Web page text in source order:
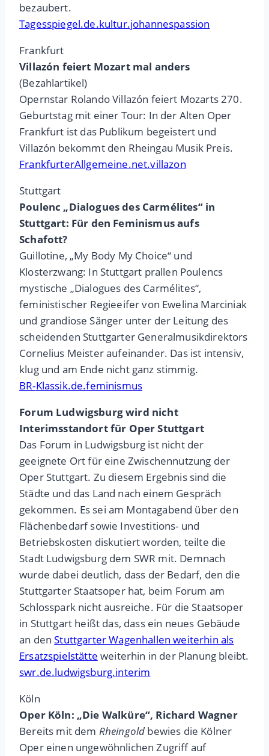
bezaubert.
Tagesspiegel.de.kultur.johannespassion
Frankfurt
Villazón feiert Mozart mal anders
(Bezahlartikel)
Opernstar Rolando Villazón feiert Mozarts 270.
Geburtstag mit einer Tour: In der Alten Oper
Frankfurt ist das Publikum begeistert und
Villazón bekommt den Rheingau Musik Preis.
FrankfurterAllgemeine.net.villazon
Stuttgart
Poulenc „Dialogues des Carmélites“ in
Stuttgart: Für den Feminismus aufs
Schafott?
Guillotine, „My Body My Choice“ und
Klosterzwang: In Stuttgart prallen Poulencs
mystische „Dialogues des Carmélites“,
feministischer Regieeifer von Ewelina Marciniak
und grandiose Sänger unter der Leitung des
scheidenden Stuttgarter Generalmusikdirektors
Cornelius Meister aufeinander. Das ist intensiv,
klug und am Ende nicht ganz stimmig.
BR-Klassik.de.feminismus
Forum Ludwigsburg wird nicht
Interimsstandort für Oper Stuttgart
Das Forum in Ludwigsburg ist nicht der
geeignete Ort für eine Zwischennutzung der
Oper Stuttgart. Zu diesem Ergebnis sind die
Städte und das Land nach einem Gespräch
gekommen. Es sei am Montagabend über den
Flächenbedarf sowie Investitions- und
Betriebskosten diskutiert worden, teilte die
Stadt Ludwigsburg dem SWR mit. Demnach
wurde dabei deutlich, dass der Bedarf, den die
Stuttgarter Staatsoper hat, beim Forum am
Schlosspark nicht ausreiche. Für die Staatsoper
in Stuttgart heißt das, dass ein neues Gebäude
an denStuttgarter Wagenhallen weiterhin als
Ersatzspielstätte weiterhin in der Planung bleibt.
swr.de.ludwigsburg.interim
Köln
Oper Köln: „Die Walküre“, Richard Wagner
Bereits mit dem Rheingold bewies die Kölner
Oper einen ungewöhnlichen Zugriff auf